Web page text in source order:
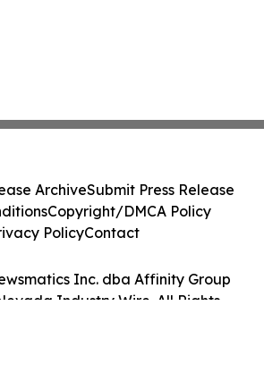
Inc. dba Affinity Group
Industry Wire. All Rights
ArchiveSubmit Press Release
Copyright/DMCA Policy
PolicyContact